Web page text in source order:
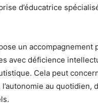
d’éducatrice
un accompagnement
avec déficience
Cela peut
au quotidien,